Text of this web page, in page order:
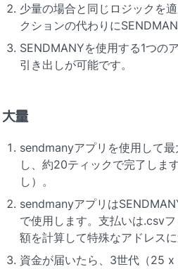
少量の場合と同じロジックを
クションの代わりに
SENDMANYを使用する1つの
引き出しが可能です。
大量
sendmanyアプリを使用して
し、約20ティックで完了しま
し）。
sendmanyアプリは
で使用します。支払いは.csv
額を計算して特殊なアドレスに
資金が届いたら、3世代（25